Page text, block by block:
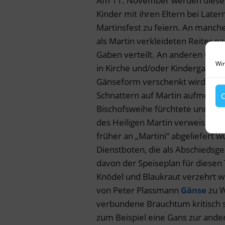
Kinder mit ihren Eltern bei
Martinsfest zu feiern. An
als Martin verkleideten Reiter
Gaben verteilt. An anderen
in Kirche und/oder
Gänseform verschenkt wird. Es
Schnattern auf Martin
Bischofsweihe fürchtete und
des Heiligen Martin verweist
früher an „Martini“ abgeliefert
Dienstboten, die als
davon der Speiseplan für
Knödel und Blaukraut verzehrt
von Peter Plassmann Gänse zu
verbundene Brauchtum kritisch
zum Beispiel eine Gans zur